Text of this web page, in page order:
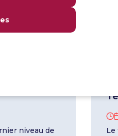
niveau de
Le